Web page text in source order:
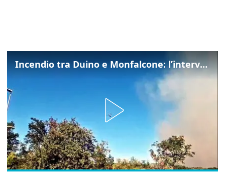
Incendio tra Duino e Monfalcone: l’intervento dei vigili del fuoco